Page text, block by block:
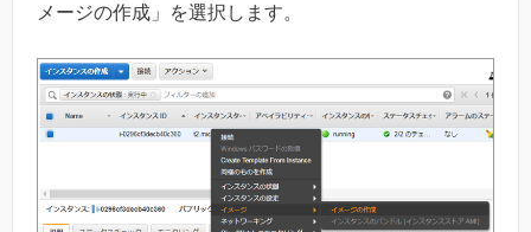
メージの作成」を選択します。